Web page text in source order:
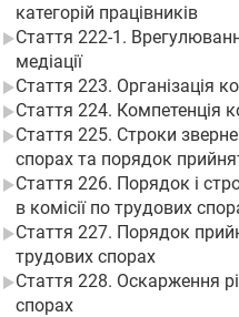
категорій працівників
Стаття 222-1.
медіації
Стаття 223. Організація
Стаття 224. Компетенція
Стаття 225. Строки
спорах та порядок
Стаття 226. Порядок і
в комісії по трудових
Стаття 227. Порядок
трудових спорах
Стаття 228. Оскарження
спорах